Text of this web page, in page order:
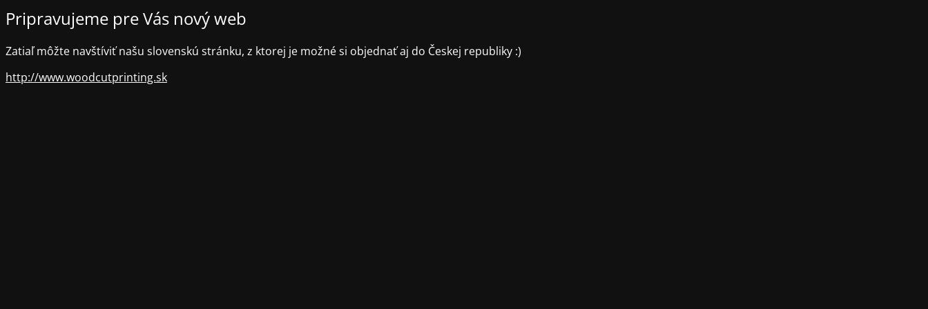
Pripravujeme pre Vás nový web
Zatiaľ môžte navštíviť našu slovenskú stránku, z ktorej je možné si objednať aj do Českej republiky :)
http://www.woodcutprinting.sk